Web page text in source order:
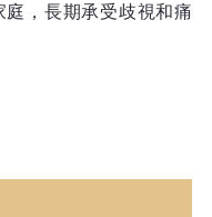
庭，長期承受歧視和痛